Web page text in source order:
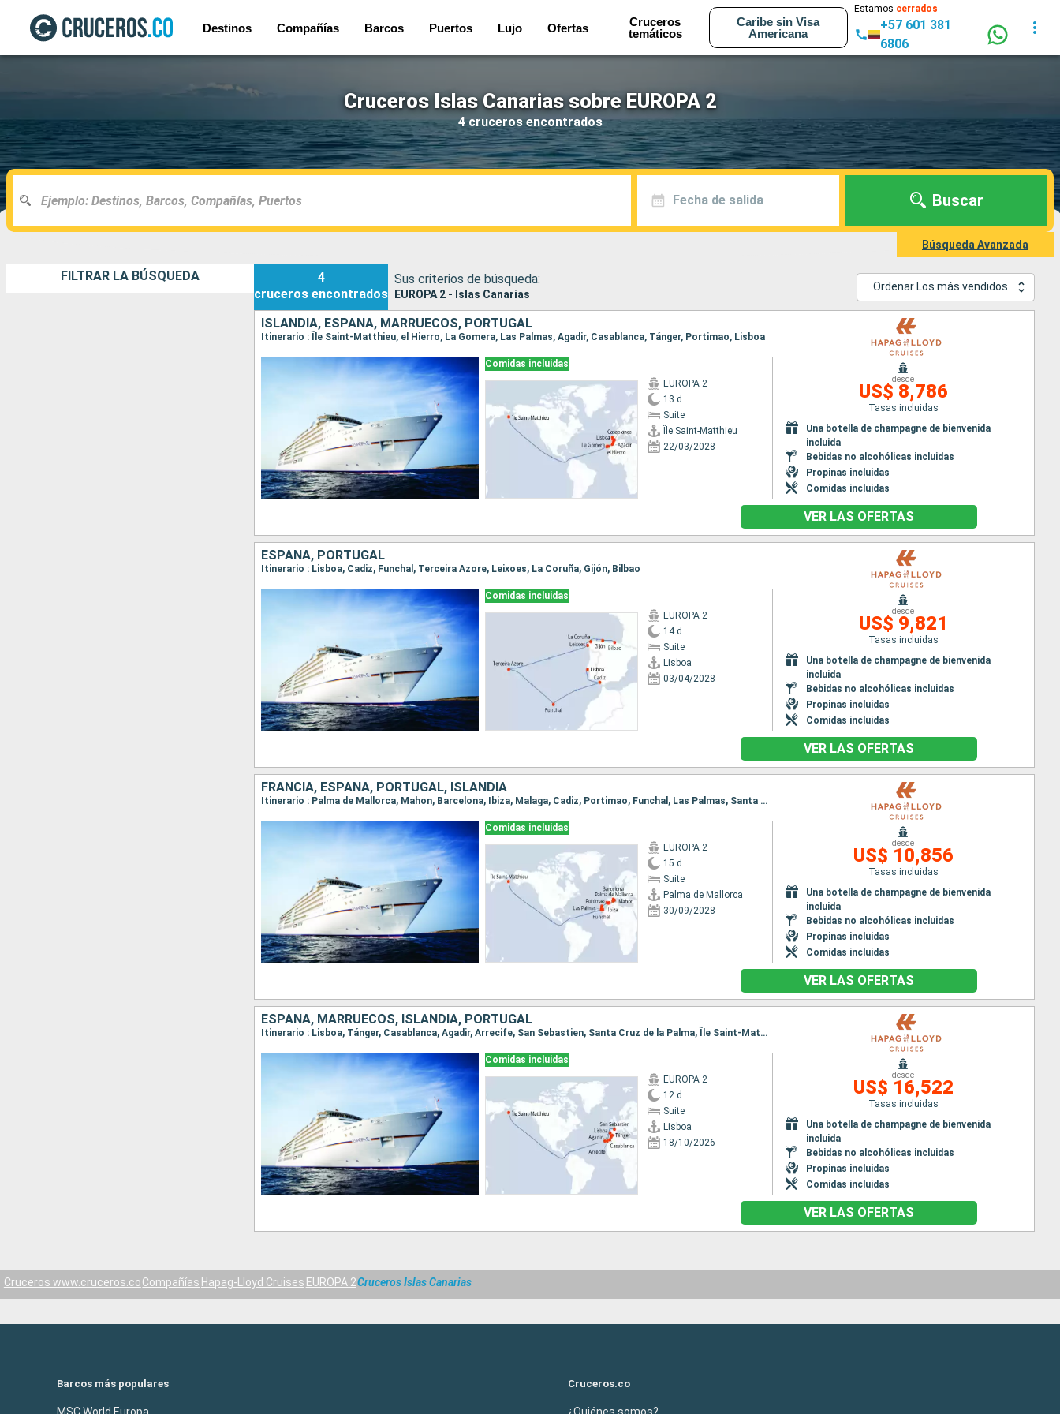
Destinos Compañías Barcos Puertos Lujo Ofertas
Cruceros
temáticos
Caribe sin Visa
Americana
Estamos cerrados
+57 601 381
6806
Cruceros Islas Canarias sobre EUROPA 2
4 cruceros encontrados
Fecha de salida Buscar
Búsqueda Avanzada
FILTRAR LA BÚSQUEDA
4
cruceros encontrados
Sus criterios de búsqueda:
EUROPA 2 - Islas Canarias
Ordenar Los más vendidos
ISLANDIA, ESPAÑA, MARRUECOS, PORTUGAL
Itinerario : Île Saint-Matthieu, el Hierro, La Gomera, Las Palmas, Agadir, Casablanca, Tánger, Portimao, Lisboa
Comidas incluidas
EUROPA 2
13 d
Suite
Île Saint-Matthieu
22/03/2028
desde
US$ 8,786
Tasas incluidas
Una botella de champagne de bienvenida
incluida
Bebidas no alcohólicas incluidas
Propinas incluidas
Comidas incluidas
VER LAS OFERTAS
ESPAÑA, PORTUGAL
Itinerario : Lisboa, Cadiz, Funchal, Terceira Azore, Leixoes, La Coruña, Gijón, Bilbao
Comidas incluidas
EUROPA 2
14 d
Suite
Lisboa
03/04/2028
desde
US$ 9,821
Tasas incluidas
Una botella de champagne de bienvenida
incluida
Bebidas no alcohólicas incluidas
Propinas incluidas
Comidas incluidas
VER LAS OFERTAS
FRANCIA, ESPAÑA, PORTUGAL, ISLANDIA
Itinerario : Palma de Mallorca, Mahon, Barcelona, Ibiza, Malaga, Cadiz, Portimao, Funchal, Las Palmas, Santa Cruz de la Palma, La Gomera, Île Saint-Matthieu
Comidas incluidas
EUROPA 2
15 d
Suite
Palma de Mallorca
30/09/2028
desde
US$ 10,856
Tasas incluidas
Una botella de champagne de bienvenida
incluida
Bebidas no alcohólicas incluidas
Propinas incluidas
Comidas incluidas
VER LAS OFERTAS
ESPAÑA, MARRUECOS, ISLANDIA, PORTUGAL
Itinerario : Lisboa, Tánger, Casablanca, Agadir, Arrecife, San Sebastien, Santa Cruz de la Palma, Île Saint-Matthieu
Comidas incluidas
EUROPA 2
12 d
Suite
Lisboa
18/10/2026
desde
US$ 16,522
Tasas incluidas
Una botella de champagne de bienvenida
incluida
Bebidas no alcohólicas incluidas
Propinas incluidas
Comidas incluidas
VER LAS OFERTAS
Cruceros www.cruceros.coCompañías Hapag-Lloyd Cruises EUROPA 2Cruceros Islas Canarias
Barcos más populares Cruceros.co